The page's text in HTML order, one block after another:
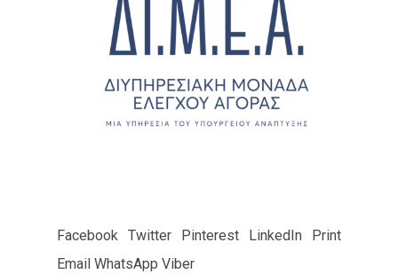
Facebook Twitter Pinterest LinkedIn Print
Email WhatsApp Viber